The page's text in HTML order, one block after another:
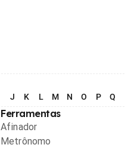
J K L M N O P Q
Ferramentas
Afinador
Metrônomo